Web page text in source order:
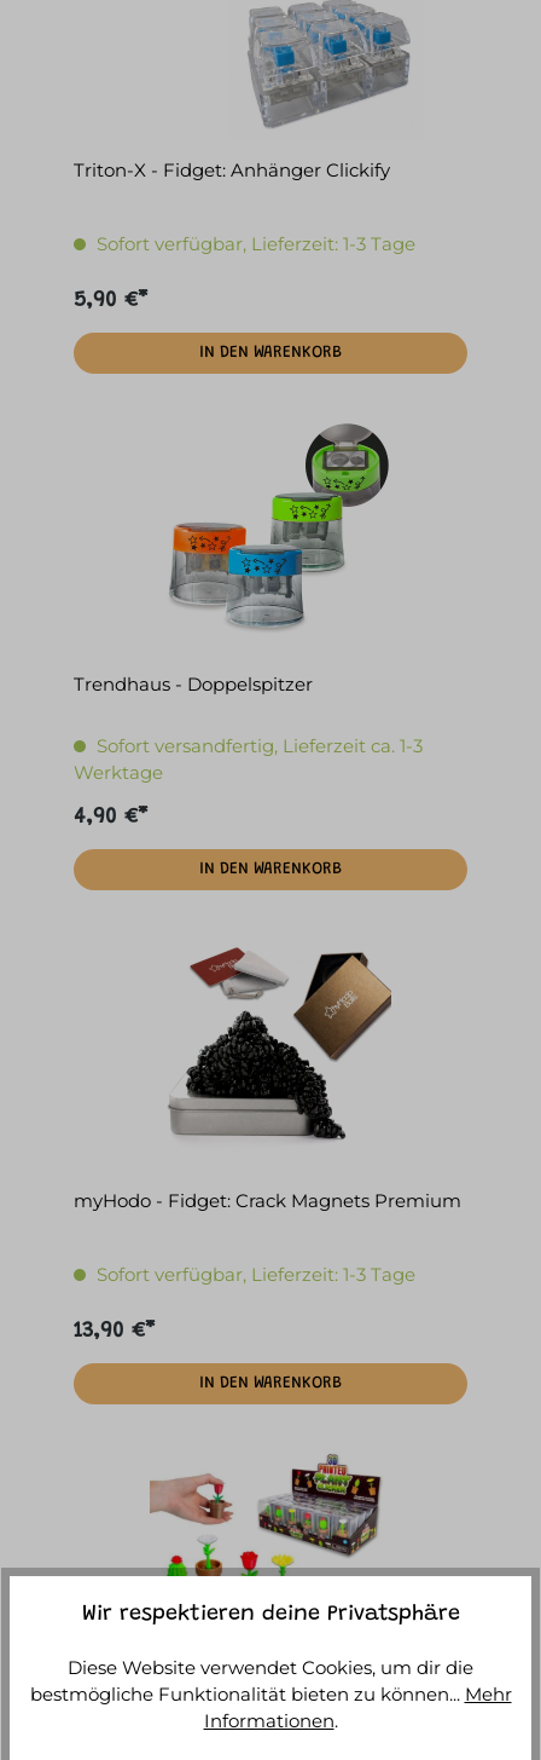
Triton-X - Fidget: Anhänger Clickify
Sofort verfügbar, Lieferzeit: 1-3 Tage
5,90 €*
IN DEN WARENKORB
Trendhaus - Doppelspitzer
Sofort versandfertig, Lieferzeit ca. 1-3
Werktage
4,90 €*
IN DEN WARENKORB
myHodo - Fidget: Crack Magnets Premium
Sofort verfügbar, Lieferzeit: 1-3 Tage
13,90 €*
IN DEN WARENKORB
Triton-X - Fidget: Plant Clicker
Wir respektieren deine Privatsphäre
Diese Website verwendet Cookies, um dir die
bestmögliche Funktionalität bieten zu können... Mehr
Informationen.